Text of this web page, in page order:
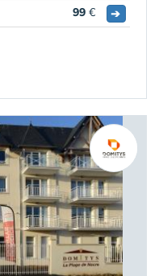
99 € ➔